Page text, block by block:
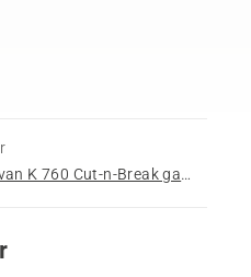
Naar productpagina van K 760 Cut-n-Break gaan